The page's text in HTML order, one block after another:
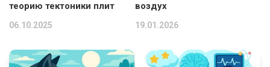
теорию тектоники плит
06.10.2025
воздух
19.01.2026